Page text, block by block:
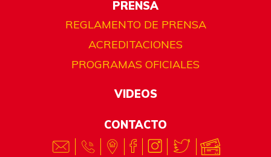
PRENSA
REGLAMENTO DE PRENSA
ACREDITACIONES
PROGRAMAS OFICIALES
VIDEOS
CONTACTO